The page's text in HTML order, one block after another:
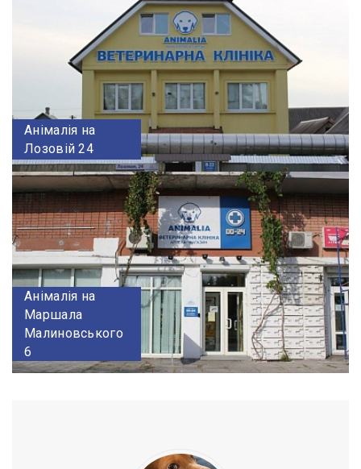
Анімалія на
Лозовій 24
Анімалія на
Маршала
Малиновського
6